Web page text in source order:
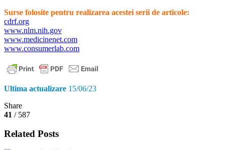
Surse folosite pentru realizarea acestei serii de articole:
cdrf.org
www.nlm.nih.gov
www.medicinenet.com
www.consumerlab.com
Ultima actualizare 15/06/23
Share
41 / 587
Related Posts